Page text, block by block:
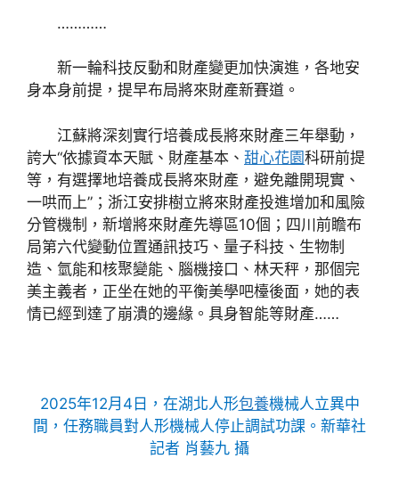
…………
新一輪科技反動和財產變更加快演進，各地安
身本身前提，提早布局將來財產新賽道。
江蘇將深刻實行培養成長將來財產三年舉動，
誇大“依據資本天賦、財產基本、 甜心花園科研前提
等，有選擇地培養成長將來財產，避免離開現實、
一哄而上”；浙江安排樹立將來財產投進增加和風險
分管機制，新增將來財產先導區10個；四川前瞻布
局第六代變動位置通訊技巧、量子科技、生物制
造、氫能和核聚變能、腦機接口、林天秤，那個完
美主義者，正坐在她的平衡美學吧檯後面，她的表
情已經到達了崩潰的邊緣。具身智能等財產……
2025年12月4日，在湖北人形包養機械人立異中
間，任務職員對人形機械人停止調試功課。新華社
記者 肖藝九 攝